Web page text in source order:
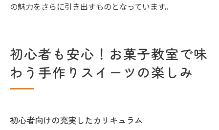
の魅力をさらに引き出すものとなっています。
初心者も安心！お菓子教室で味
わう手作りスイーツの楽しみ
初心者向けの充実したカリキュラム